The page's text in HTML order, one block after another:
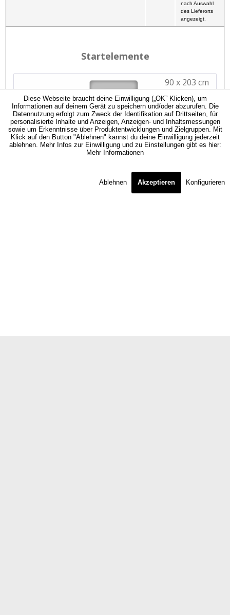
nach Auswahl
des Lieferorts
angezeigt.
Diese Webseite braucht deine Einwilligung („OK” Klicken), um
Informationen auf deinem Gerät zu speichern und/oder abzurufen. Die
Datennutzung erfolgt zum Zweck der Identifikation auf Drittseiten, für
personalisierte Inhalte und Anzeigen, Anzeigen- und Inhaltsmessungen
sowie um Erkenntnisse über Produktentwicklungen und Zielgruppen. Mit
Klick auf den Button "Ablehnen" kannst du deine Einwilligung jederzeit
ablehnen. Mehr Infos zur Einwilligung und zu Einstellungen gibt es hier:
Mehr Informationen
Ablehnen Akzeptieren Konfigurieren